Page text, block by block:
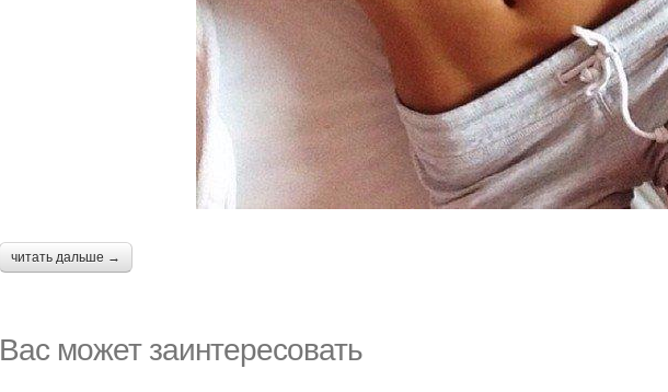
читать дальше →
Вас может заинтересовать